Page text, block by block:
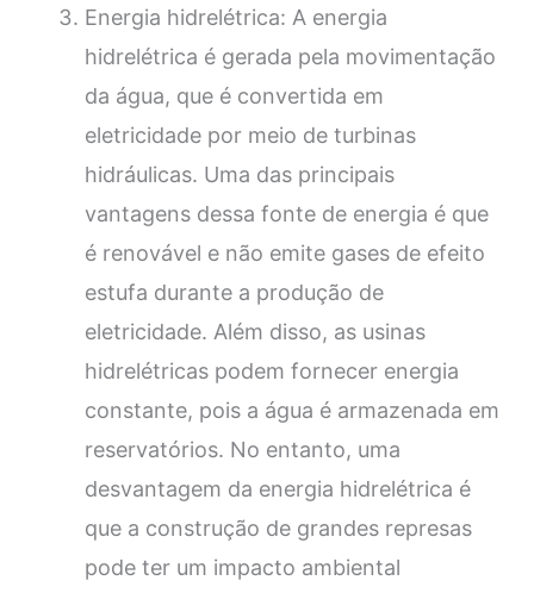
Energia hidrelétrica: A energia
hidrelétrica é gerada pela movimentação
da água, que é convertida em
eletricidade por meio de turbinas
hidráulicas. Uma das principais
vantagens dessa fonte de energia é que
é renovável e não emite gases de efeito
estufa durante a produção de
eletricidade. Além disso, as usinas
hidrelétricas podem fornecer energia
constante, pois a água é armazenada em
reservatórios. No entanto, uma
desvantagem da energia hidrelétrica é
que a construção de grandes represas
pode ter um impacto ambiental